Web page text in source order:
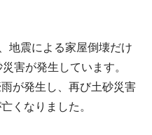
地震による家屋倒壊だけ
害が発生しています。
が発生し、再び土砂災害
くなりました。